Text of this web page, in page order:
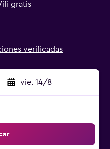
gratis
verificadas
vie. 14/8